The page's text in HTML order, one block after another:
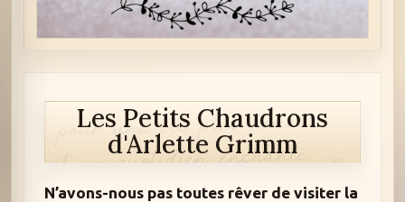
Les Petits Chaudrons
d'Arlette Grimm
N’avons-nous pas toutes rêver de visiter la